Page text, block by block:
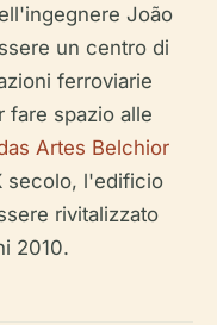
João
un centro di
ferroviarie
fare spazio alle
Artes Belchior
secolo, l'edificio
rivitalizzato
2010.